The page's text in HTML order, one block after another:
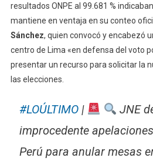
resultados ONPE al 99.681 %
mantiene en ventaja en su conteo
Sánchez, quien convocó y encabezó
centro de Lima «en defensa del voto
presentar un recurso para solicitar la
las elecciones.
#LOÚLTIMO|
JNE
improcedente
Perú para anular mesas